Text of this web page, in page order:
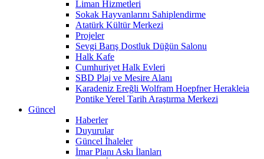
Liman Hizmetleri
Sokak Hayvanlarını Sahiplendirme
Atatürk Kültür Merkezi
Projeler
Sevgi Barış Dostluk Düğün Salonu
Halk Kafe
Cumhuriyet Halk Evleri
SBD Plaj ve Mesire Alanı
Karadeniz Ereğli Wolfram Hoepfner Herakleia
Pontike Yerel Tarih Araştırma Merkezi
Güncel
Haberler
Duyurular
Güncel İhaleler
İmar Planı Askı İlanları